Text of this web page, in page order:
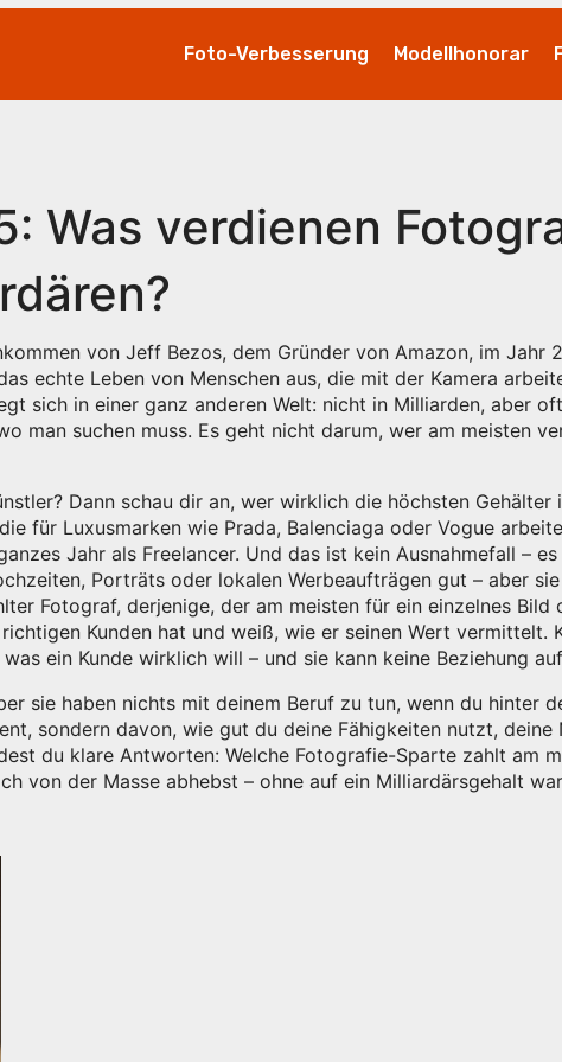
Foto-Verbesserung Modellhonorar
Was verdienen
von Jeff Bezos, dem Gründer von Amazon, im Jahr
echte Leben von Menschen aus, die mit der Kamera
sich in einer ganz anderen Welt: nicht in Milliarden, aber
man suchen muss. Es geht nicht darum, wer am meisten
Dann schau dir an, wer wirklich die höchsten Gehälter
für Luxusmarken wie Prada, Balenciaga oder Vogue
Jahr als Freelancer. Und das ist kein Ausnahmefall –
Porträts oder lokalen Werbeaufträgen gut – aber
Fotograf, derjenige, der am meisten für ein einzelnes Bild
Kunden hat und weiß, wie er seinen Wert vermittelt.
ein Kunde wirklich will – und sie kann keine Beziehung
sie haben nichts mit deinem Beruf zu tun, wenn du hinter
sondern davon, wie gut du deine Fähigkeiten nutzt,
du klare Antworten: Welche Fotografie-Sparte zahlt am
von der Masse abhebst – ohne auf ein Milliardärsgehalt